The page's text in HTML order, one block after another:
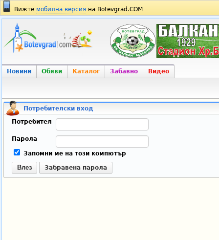
Вижте мобилна версия на Botevgrad.COM
Новини Обяви Каталог Забавно Видео
Потребителски вход
Потребител
Парола
Запомни ме на този компютър
Влез Забравена парола